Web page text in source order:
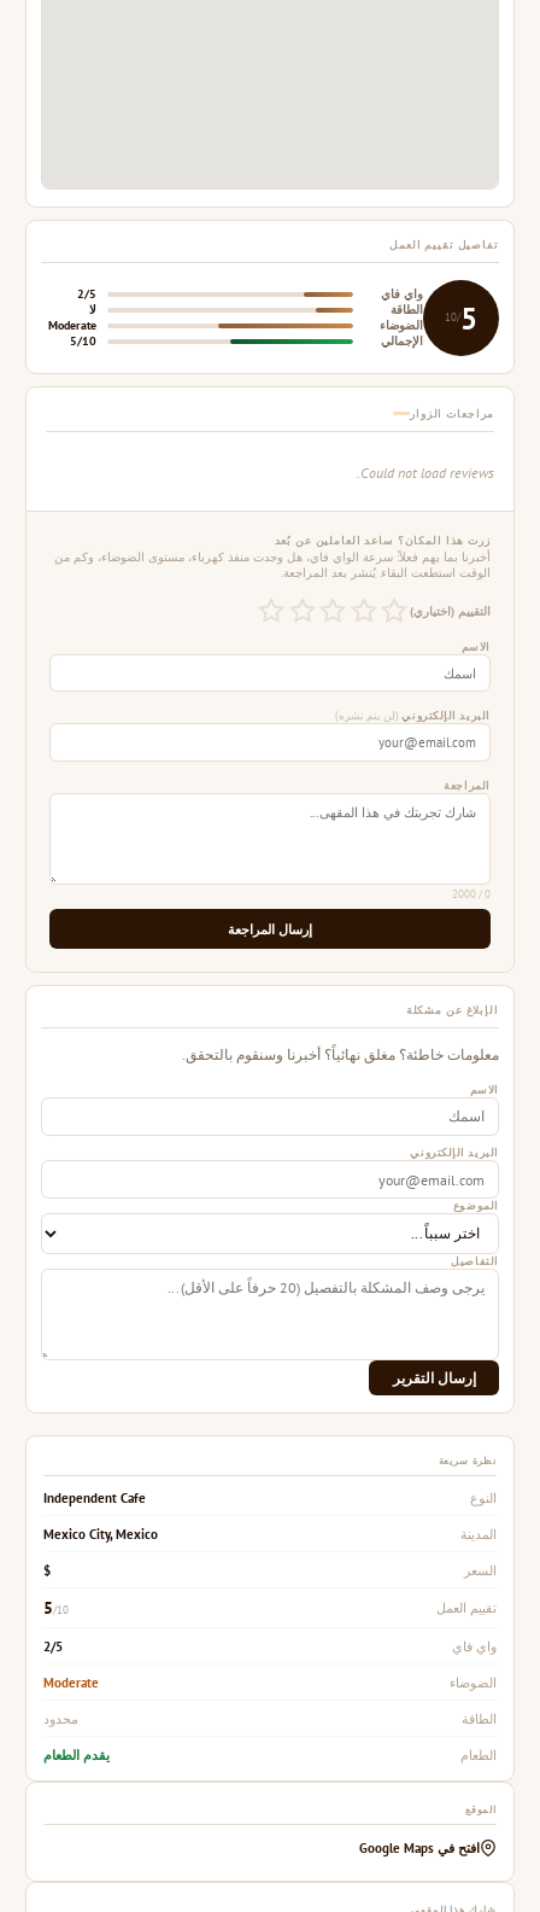
تفاصيل تقييم العمل
5
/10
واي فاي
2/5
الطاقة
لا
الضوضاء
Moderate
الإجمالي
5/10
مراجعات الزوار
Could not load reviews.
زرت هذا المكان؟ ساعد العاملين عن بُعد
أخبرنا بما يهم فعلاً: سرعة الواي فاي، هل وجدت منفذ كهرباء، مستوى الضوضاء، وكم من
الوقت استطعت البقاء. يُنشر بعد المراجعة.
التقييم (اختياري)
الاسم
البريد الإلكتروني (لن يتم نشره)
المراجعة
0
/ 2000
إرسال المراجعة
الإبلاغ عن مشكلة
معلومات خاطئة؟ مغلق نهائياً؟ أخبرنا وسنقوم بالتحقق.
الاسم
البريد الإلكتروني
الموضوع
التفاصيل
إرسال التقرير
نظرة سريعة
النوع Independent Cafe
المدينة Mexico City, Mexico
السعر $
تقييم العمل 5/10
واي فاي 2/5
الضوضاء Moderate
الطاقة محدود
الطعام يقدم الطعام
الموقع
افتح في Google Maps
شارك هذا المقهى